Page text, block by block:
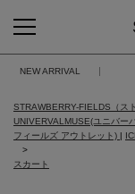
NEW ARRIVAL
STRAWBERRY-FIELDS（ス
UNIVERVALMUSE(ユニバー
フィールズ アウトレット) |
スカート